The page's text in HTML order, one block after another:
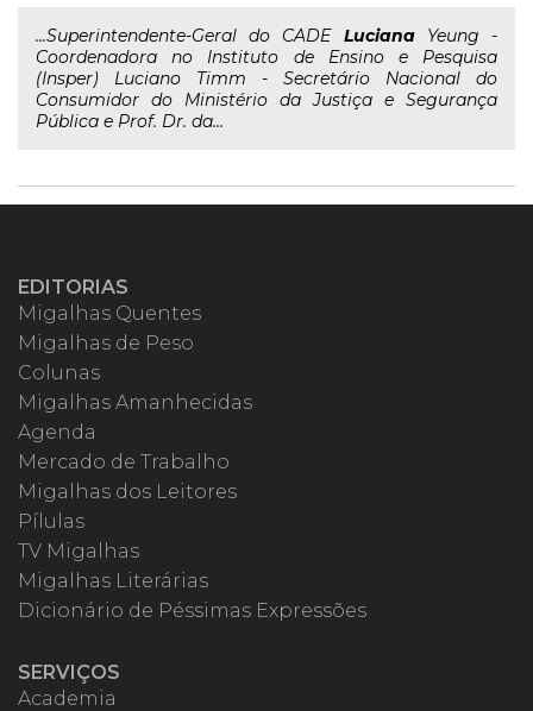
...Superintendente-Geral do CADE LucianaYeung -
Coordenadora no Instituto de Ensino e Pesquisa
(Insper) Luciano Timm - Secretário Nacional do
Consumidor do Ministério da Justiça e Segurança
Pública e Prof. Dr. da...
EDITORIAS
Migalhas Quentes
Migalhas de Peso
Colunas
Migalhas Amanhecidas
Agenda
Mercado de Trabalho
Migalhas dos Leitores
Pílulas
TV Migalhas
Migalhas Literárias
Dicionário de Péssimas Expressões
SERVIÇOS
Academia